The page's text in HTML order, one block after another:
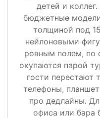
детей и
бюджетные
толщиной под
нейлоновыми
ровным полем, по
окупаются парой
гости перестают
телефоны,
про дедлайны.
офиса или бара